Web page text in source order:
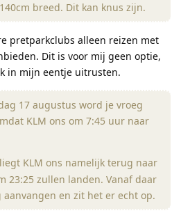
breed. Dit kan knus zijn.
pretparkclubs alleen reizen met
Dit is voor mij geen optie,
in mijn eentje uitrusten.
17 augustus word je vroeg
KLM ons om 7:45 uur naar
KLM ons namelijk terug naar
23:25 zullen landen. Vanaf daar
en zit het er echt op.